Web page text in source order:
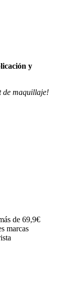
y
de maquillaje!
de 69,9€
marcas